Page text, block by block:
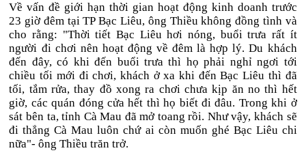
Về vấn đề giới hạn thời gian hoạt động kinh doanh trước
23 giờ đêm tại TP Bạc Liêu, ông Thiều không đồng tình và
cho rằng: "Thời tiết Bạc Liêu hơi nóng, buổi trưa rất ít
người đi chơi nên hoạt động về đêm là hợp lý. Du khách
đến đây, có khi đến buổi trưa thì họ phải nghỉ ngơi tới
chiều tối mới đi chơi, khách ở xa khi đến Bạc Liêu thì đã
tối, tắm rửa, thay đồ xong ra chơi chưa kịp ăn no thì hết
giờ, các quán đóng cửa hết thì họ biết đi đâu. Trong khi ở
sát bên ta, tỉnh Cà Mau đã mở toang rồi. Như vậy, khách sẽ
đi thẳng Cà Mau luôn chứ ai còn muốn ghé Bạc Liêu chi
nữa"- ông Thiều trăn trở.